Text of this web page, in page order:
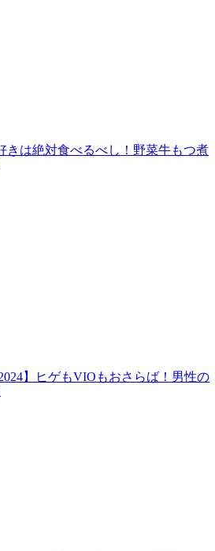
きは絶対食べるべし！野菜牛もつ煮
】ヒゲもVIOもおさらば！男性の